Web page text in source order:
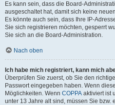
Es kann sein, dass die Board-
ausgeschaltet hat, damit sich keine
Es könnte auch sein, dass Ihre IP-
Sie sich registrieren möchten, gesperrt
Sie sich an die Board-Administration.
Nach oben
Ich habe mich registriert, kann mich
Überprüfen Sie zuerst, ob Sie den
Passwort eingegeben haben. Wenn
Möglichkeiten. Wenn COPPA aktiviert ist
unter 13 Jahre alt sind, müssen Sie bzw.